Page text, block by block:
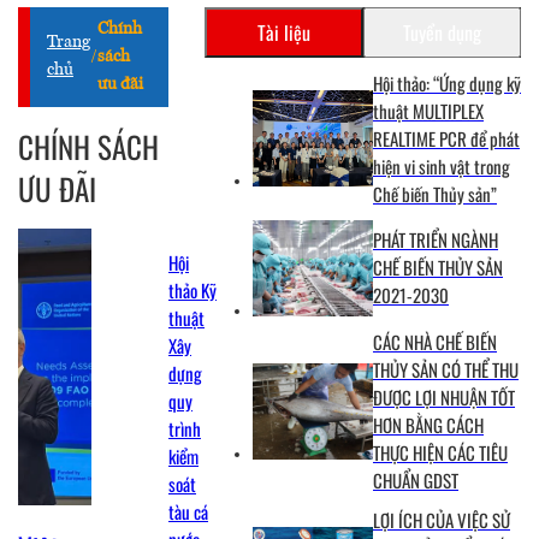
Trang
chủ
/
Chính
sách
ưu đãi
CHÍNH SÁCH
ƯU ĐÃI
Hội
thảo Kỹ
thuật
Xây
dựng
quy
trình
kiểm
soát
tàu cá
Tài liệu
Hội thảo: “Ứng dụng kỹ
thuật MULTIPLEX
REALTIME PCR để phát
hiện vi sinh vật trong
Chế biến Thủy sản”
PHÁT TRIỂN NGÀNH
CHẾ BIẾN THỦY SẢN
2021-2030
CÁC NHÀ CHẾ BIẾN
THỦY SẢN CÓ THỂ THU
ĐƯỢC LỢI NHUẬN TỐT
HƠN BẰNG CÁCH
THỰC HIỆN CÁC TIÊU
CHUẨN GDST
LỢI ÍCH CỦA VIỆC SỬ